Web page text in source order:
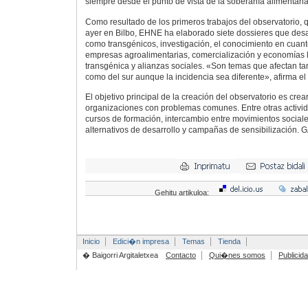
Como resultado de los primeros trabajos del observatorio,
ayer en Bilbo, EHNE ha elaborado siete dossieres que
como transgénicos, investigación, el conocimiento en
empresas agroalimentarias, comercialización y economías
transgénica y alianzas sociales. «Son temas que afectan
como del sur aunque la incidencia sea diferente», afirma el
El objetivo principal de la creación del observatorio es
organizaciones con problemas comunes. Entre otras
cursos de formación, intercambio entre movimientos
alternativos de desarrollo y campañas de sensibilización.
Gehitu artikuloa:
Inicio Edici�n impresa Temas
Tienda
� Baigorri Argitaletxea
Contacto Qui�nes somos